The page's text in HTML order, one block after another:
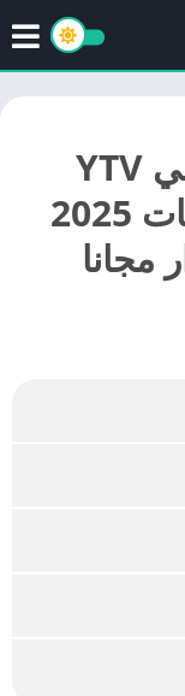
تحميل مشغل ياسين تيفي YTV
Player Pro بدون اعلانات 2025